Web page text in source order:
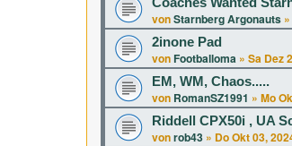
vonStarnberg Argonauts »
2inone Pad
von Footballoma » Sa Dez
EM, WM, Chaos.....
von RomanSZ1991 » Mo
Riddell CPX50i , UA
vonrob43 » Do Okt 03,